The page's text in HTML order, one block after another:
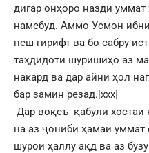
дигар онҳоро назди
намебуд. Аммо Усмон
пеш гирифт ва бо сабру
таҳдидоти шуришиҳо аз
накард ва дар айни ҳол
бар замин резад.[xxx]
Дар воқеъ қабули
на аз ҷониби ҳамаи уммат
шурои ҳаллу ақд ва аз